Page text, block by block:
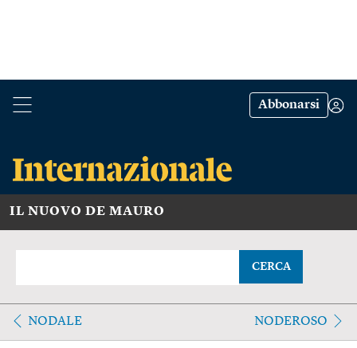
Abbonarsi
IL NUOVO DE MAURO
CERCA
NODALE NODEROSO